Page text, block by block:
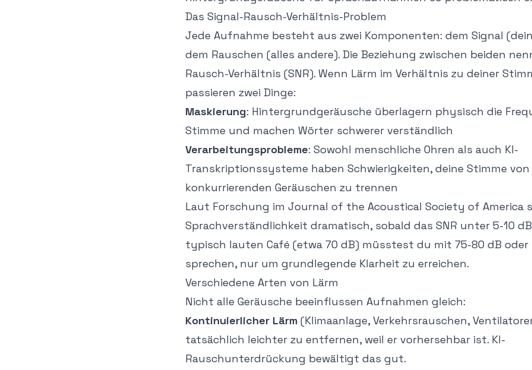
Das Signal-Rausch-Verhältnis-Problem
Jede Aufnahme besteht aus zwei Komponenten: dem Signal
dem Rauschen (alles andere). Die Beziehung zwischen beiden
Rausch-Verhältnis (SNR). Wenn Lärm im Verhältnis zu deiner
passieren zwei Dinge:
Maskierung: Hintergrundgeräusche überlagern physisch die
Stimme und machen Wörter schwerer verständlich
Verarbeitungsprobleme: Sowohl menschliche Ohren als auch KI-
Transkriptionssysteme haben Schwierigkeiten, deine Stimme von
konkurrierenden Geräuschen zu trennen
Laut Forschung im Journal of the Acoustical Society of America
Sprachverständlichkeit dramatisch, sobald das SNR unter 5-10
typisch lauten Café (etwa 70 dB) müsstest du mit 75-80 dB
sprechen, nur um grundlegende Klarheit zu erreichen.
Verschiedene Arten von Lärm
Nicht alle Geräusche beeinflussen Aufnahmen gleich:
Kontinuierlicher Lärm (Klimaanlage, Verkehrsrauschen,
tatsächlich leichter zu entfernen, weil er vorhersehbar ist. KI-
Rauschunterdrückung bewältigt das gut.